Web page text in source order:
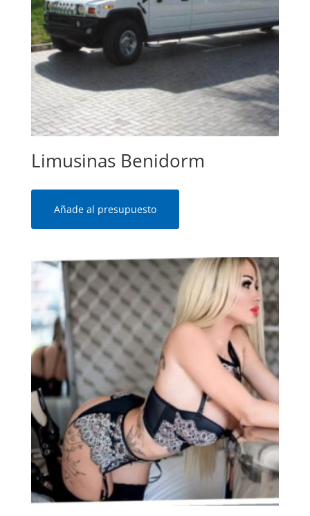
Limusinas Benidorm
Añade al presupuesto